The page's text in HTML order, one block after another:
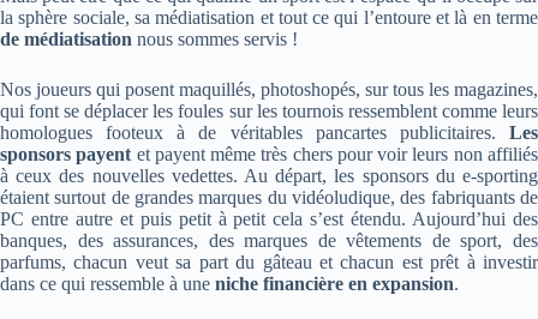
la sphère sociale, sa médiatisation et tout ce qui l’entoure et là en terme
de médiatisation nous sommes servis !
Nos joueurs qui posent maquillés, photoshopés, sur tous les magazines,
qui font se déplacer les foules sur les tournois ressemblent comme leurs
homologues footeux à de véritables pancartes publicitaires. Les
sponsors payent et payent même très chers pour voir leurs non affiliés
à ceux des nouvelles vedettes. Au départ, les sponsors du e-sporting
étaient surtout de grandes marques du vidéoludique, des fabriquants de
PC entre autre et puis petit à petit cela s’est étendu. Aujourd’hui des
banques, des assurances, des marques de vêtements de sport, des
parfums, chacun veut sa part du gâteau et chacun est prêt à investir
dans ce qui ressemble à une niche financière en expansion.